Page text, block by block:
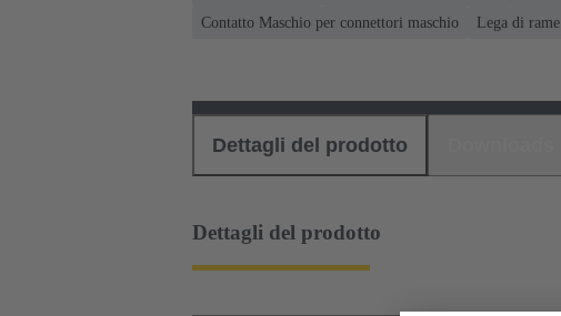
Contatto Maschio per connettori maschio
Lega di rame
Dettagli del prodotto
Dettagli del prodotto